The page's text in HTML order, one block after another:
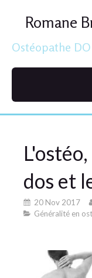
Romane
Ostéopathe
dos et
20 Nov 2017
Généralité en